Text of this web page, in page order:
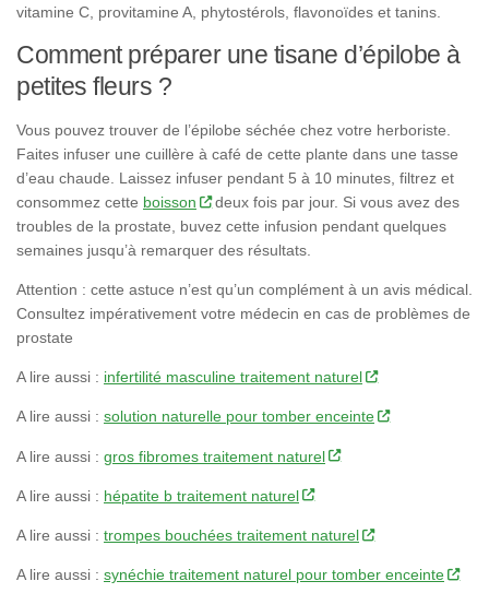
vitamine C, provitamine A, phytostérols, flavonoïdes et tanins.
Comment préparer une tisane d’épilobe à
petites fleurs ?
Vous pouvez trouver de l’épilobe séchée chez votre herboriste.
Faites infuser une cuillère à café de cette plante dans une tasse
d’eau chaude. Laissez infuser pendant 5 à 10 minutes, filtrez et
consommez cette boisson
deux fois par jour. Si vous avez des
troubles de la prostate, buvez cette infusion pendant quelques
semaines jusqu’à remarquer des résultats.
Attention : cette astuce n’est qu’un complément à un avis médical.
Consultez impérativement votre médecin en cas de problèmes de
prostate
A lire aussi : infertilité masculine traitement naturel
A lire aussi : solution naturelle pour tomber enceinte
A lire aussi : gros fibromes traitement naturel
A lire aussi : hépatite b traitement naturel
A lire aussi : trompes bouchées traitement naturel
A lire aussi : synéchie traitement naturel pour tomber enceinte